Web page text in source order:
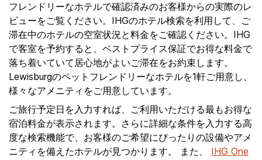
フレンドリーなホテルで確認済みのお客様からの実際のレ
ビューをご覧ください。IHGのホテル検索を利用して、ご
滞在中のホテルの空室状況と料金をご確認ください。IHG
で客室を予約すると、ベストプライス保証でお得な料金で
落ち着いていて居心地がよいご滞在をお約束します。
Lewisburgのペットフレンドリーなホテルを1軒ご用意し、
様々なアメニティをご用意しています。
ご旅行予定日を入力すれば、ご利用いただける最もお得な
宿泊料金が表示されます。さらに詳細な条件を入力する高
度な検索機能で、お客様のご希望にぴったりの設備やアメ
ニティを備えたホテルが見つかります。 また、 IHG One